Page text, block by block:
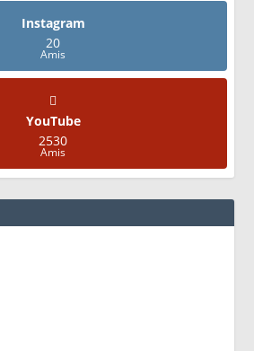
Instagram
20
Amis
YouTube
2530
Amis